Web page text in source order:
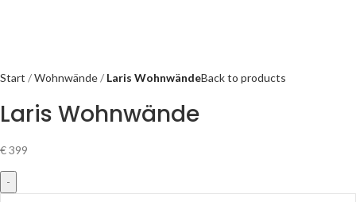
Start Wohnwände Laris WohnwändeBack to products
Laris Wohnwände
€399